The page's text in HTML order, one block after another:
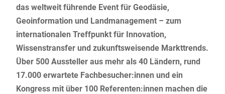
das weltweit führende Event für Geodäsie,
Geoinformation und Landmanagement – zum
internationalen Treffpunkt für Innovation,
Wissenstransfer und zukunftsweisende Markttrends.
Über 500 Aussteller aus mehr als 40 Ländern, rund
17.000 erwartete Fachbesucher:innen und ein
Kongress mit über 100 Referenten:innen machen die